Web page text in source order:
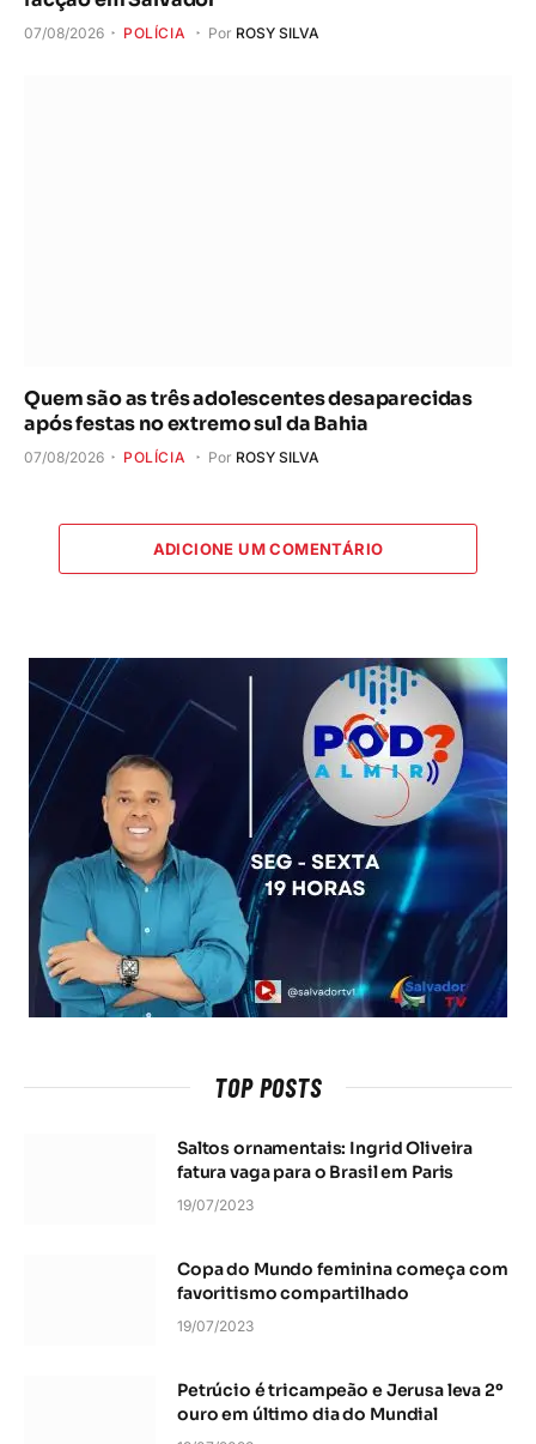
07/08/2026 POLÍCIA Por ROSY SILVA
Quem são as três adolescentes desaparecidas
após festas no extremo sul da Bahia
07/08/2026 POLÍCIA Por ROSY SILVA
ADICIONE UM COMENTÁRIO
TOP POSTS
Saltos ornamentais: Ingrid Oliveira
fatura vaga para o Brasil em Paris
19/07/2023
Copa do Mundo feminina começa com
favoritismo compartilhado
19/07/2023
Petrúcio é tricampeão e Jerusa leva 2º
ouro em último dia do Mundial